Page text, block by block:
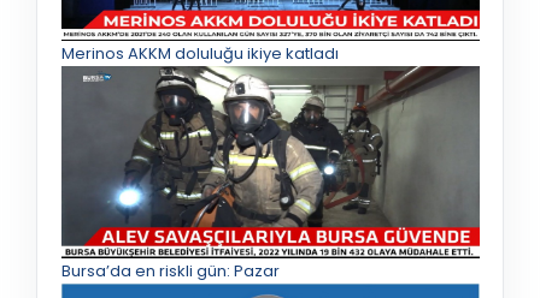
Merinos AKKM doluluğu ikiye katladı
Bursa’da en riskli gün: Pazar